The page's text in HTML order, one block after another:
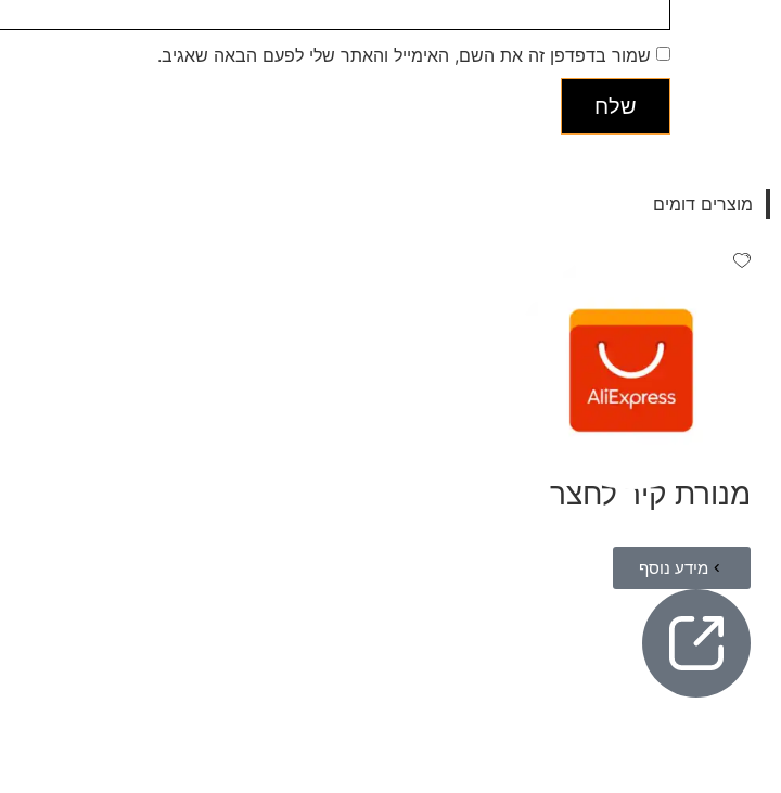
שמור בדפדפן זה את השם, האימייל והאתר שלי לפעם הבאה שאגיב.
מוצרים דומים
מנורת קיר לחצר
מידע נוסף